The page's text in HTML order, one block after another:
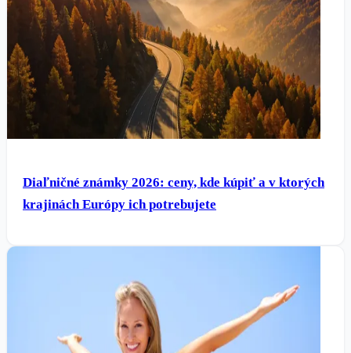
Diaľničné známky 2026: ceny, kde kúpiť a v ktorých
krajinách Európy ich potrebujete